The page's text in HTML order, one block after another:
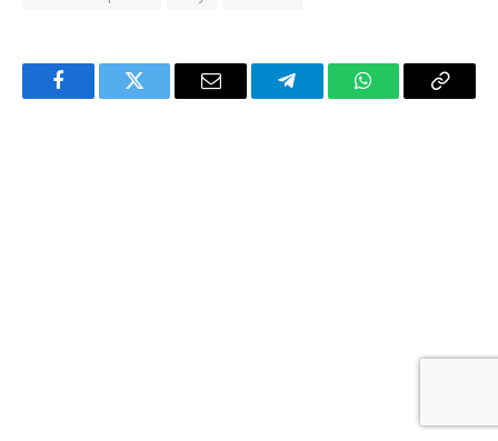
FacebookTwitter Email TelegramWhatsAppCopy